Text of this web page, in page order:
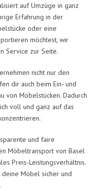
auf Umzüge in ganz
Erfahrung in der
oder eine
möchtest, wir
Service zur Seite.
nicht nur den
dir auch beim Ein- und
von Möbelstücken. Dadurch
voll und ganz auf das
und faire
Möbeltransport von Basel
Preis-Leistungsverhältnis.
deine Möbel sicher und